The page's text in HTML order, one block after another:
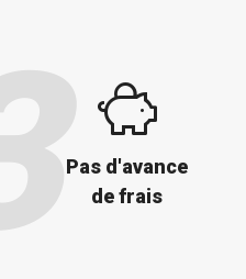
Pas d'avance
de frais